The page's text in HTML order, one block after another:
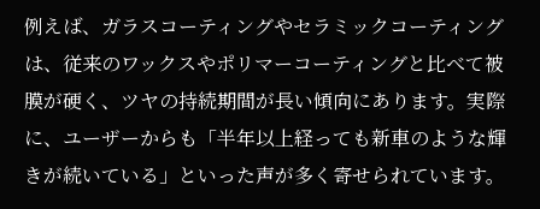
例えば、ガラスコーティングやセラミックコーティング
は、従来のワックスやポリマーコーティングと比べて被
膜が硬く、ツヤの持続期間が長い傾向にあります。実際
に、ユーザーからも「半年以上経っても新車のような輝
きが続いている」といった声が多く寄せられています。